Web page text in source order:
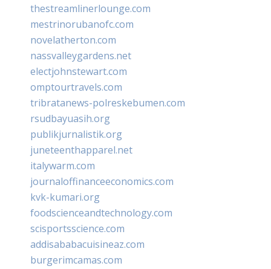
thestreamlinerlounge.com
mestrinorubanofc.com
novelatherton.com
nassvalleygardens.net
electjohnstewart.com
omptourtravels.com
tribratanews-polreskebumen.com
rsudbayuasih.org
publikjurnalistik.org
juneteenthapparel.net
italywarm.com
journaloffinanceeconomics.com
kvk-kumari.org
foodscienceandtechnology.com
scisportsscience.com
addisababacuisineaz.com
burgerimcamas.com